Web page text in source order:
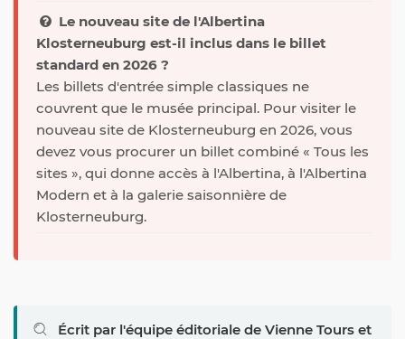
Le nouveau site de l'Albertina
Klosterneuburg est-il inclus dans le billet
standard en 2026 ?
Les billets d'entrée simple classiques ne
couvrent que le musée principal. Pour visiter le
nouveau site de Klosterneuburg en 2026, vous
devez vous procurer un billet combiné « Tous les
sites », qui donne accès à l'Albertina, à l'Albertina
Modern et à la galerie saisonnière de
Klosterneuburg.
Écrit par l'équipe éditoriale de Vienne Tours et